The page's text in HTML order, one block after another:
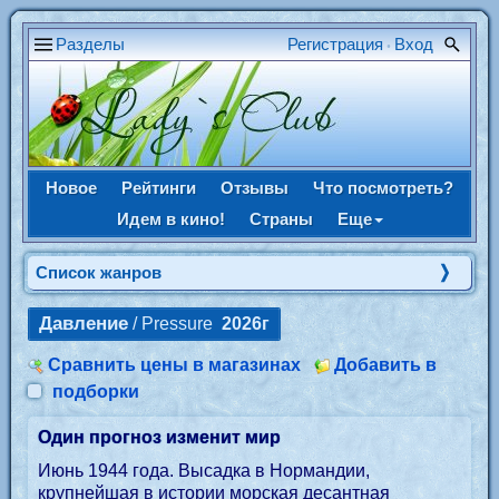
Разделы Регистрация • Вход
Новое Рейтинги Отзывы
Что посмотреть?
Идем в кино!
Страны Еще
Список жанров
Давление / Pressure 2026г
Сравнить цены в магазинах
Добавить в
подборки
Один прогноз изменит мир
Июнь 1944 года. Высадка в Нормандии,
крупнейшая в истории морская десантная